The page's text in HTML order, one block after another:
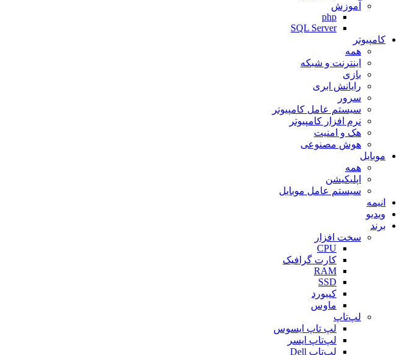
آموزش
php
SQL Server
کامپیوتر
همه
اینترنت و شبکه
بازی
رایانش ابری
سرور
سیستم عامل کامپیوتر
نرم افزار کامپیوتر
هک و امنیت
هوش مصنوعی
موبایل
همه
اپلیکیشن
سیستم عامل موبایل
انیمه
ویدیو
برند
سخت افزار
CPU
کارت گرافیک
RAM
SSD
کیبورد
ماوس
لپ‌تاپ
لپ تاپ ایسوس
لپ‌تاپ ایسر
لپ‌تاپ Dell